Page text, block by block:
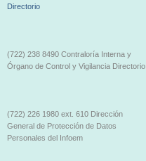
Directorio
(722) 238 8490 Contraloría Interna y
Órgano de Control y Vigilancia Directorio
(722) 226 1980 ext. 610 Dirección
General de Protección de Datos
Personales del Infoem